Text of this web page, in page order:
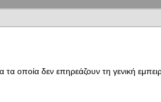
οποία δεν επηρεάζουν τη γενική